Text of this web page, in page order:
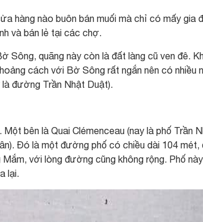
hàng nào buôn bán muối mà chỉ có mấy gia
và bán lẻ tại các chợ.
Sông, quãng này còn là đất làng cũ ven đê.
cách với Bờ Sông rất ngắn nên có nhiều
đường Trần Nhật Duật).
bên là Quai Clémenceau (nay là phố Trần
Đó là một đường phố có chiều dài 104 mét,
với lòng đường cũng không rộng. Phố
lại.